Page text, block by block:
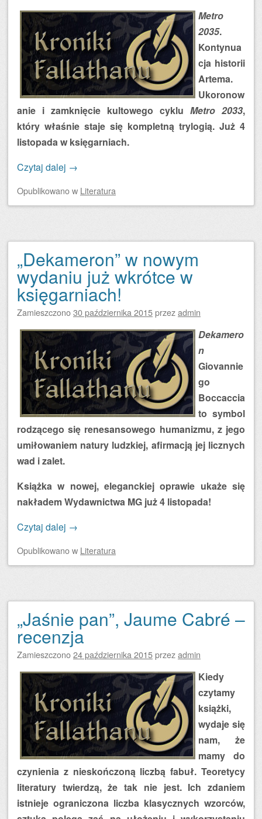
Metro
2035.
Kontynua
cja historii
Artema.
Ukoronow
anie i zamknięcie kultowego cyklu Metro 2033,
który właśnie staje się kompletną trylogią. Już 4
listopada w księgarniach.
Czytaj dalej →
Opublikowanow Literatura
„Dekameron” w nowym
wydaniu już wkrótce w
księgarniach!
Zamieszczono30 października 2015przezadmin
Dekamero
n
Giovannie
go
Boccaccia
to symbol
rodzącego się renesansowego humanizmu, z jego
umiłowaniem natury ludzkiej, afirmacją jej licznych
wad i zalet.
Książka w nowej, eleganckiej oprawie ukaże się
nakładem Wydawnictwa MG już 4 listopada!
Czytaj dalej →
Opublikowanow Literatura
„Jaśnie pan”, Jaume Cabré –
recenzja
Zamieszczono24 października 2015przezadmin
Kiedy
czytamy
książki,
wydaje się
nam, że
mamy do
czynienia z nieskończoną liczbą fabuł. Teoretycy
literatury twierdzą, że tak nie jest. Ich zdaniem
istnieje ograniczona liczba klasycznych wzorców,